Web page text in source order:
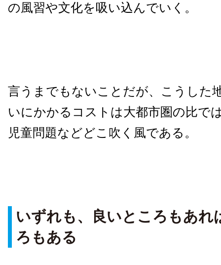
の風習や文化を吸い込んでいく。
言うまでもないことだが、こうした
いにかかるコストは大都市圏の比で
児童問題などどこ吹く風である。
いずれも、良いところもあれ
ろもある